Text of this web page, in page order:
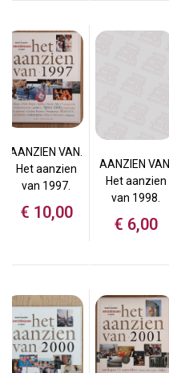
AANZIEN VAN.
Het aanzien
van 1997.
€ 10,00
AANZIEN VAN.
Het aanzien
van 1998.
€ 6,00